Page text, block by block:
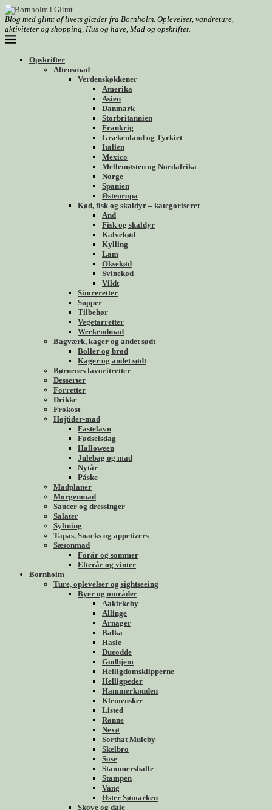
Blog med glimt af livets glæder fra Bornholm. Oplevelser, vandreture,
aktiviteter og shopping, Hus og have, Mad og opskrifter.
Opskrifter
Aftensmad
Verdenskøkkener
Amerika
Asien
Danmark
Storbritannien
Frankrig
Grækenland og Tyrkiet
Italien
Mexico
Mellemøsten og Nordafrika
Norge
Spanien
Østeuropa
Kød, fisk og skaldyr – kategoriseret
And
Fisk og skaldyr
Kalvekød
Kylling
Lam
Oksekød
Svinekød
Vildt
Simreretter
Supper
Tilbehør
Vegetarretter
Weekendmad
Bagværk, kager og andet sødt
Boller og brød
Kager og andet sødt
Børnenes favoritretter
Desserter
Forretter
Drikke
Frokost
Højtider-mad
Fastelavn
Fødselsdag
Halloween
Julebag og mad
Nytår
Påske
Madplaner
Morgenmad
Saucer og dressinger
Salater
Syltning
Tapas, Snacks og appetizers
Sæsonmad
Forår og sommer
Efterår og vinter
Bornholm
Ture, oplevelser og sightseeing
Byer og områder
Aakirkeby
Allinge
Arnager
Balka
Hasle
Dueodde
Gudhjem
Helligdomsklipperne
Helligpeder
Hammerknuden
Klemensker
Listed
Rønne
Nexø
Sorthat Muleby
Skelbro
Sose
Stammershalle
Stampen
Vang
Øster Sømarken
Skove og dale